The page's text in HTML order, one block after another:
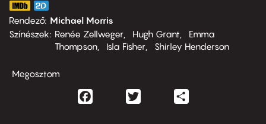
Rendező Michael Morris
Színészek
Renée Zellweger Hugh Grant
Emma
Thompson
Isla Fisher Shirley Henderson
Megosztom
Facebook